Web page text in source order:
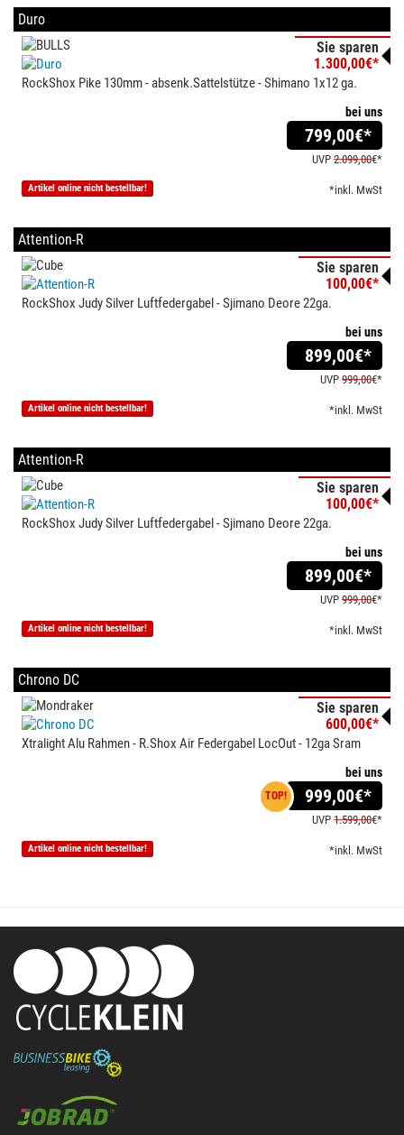
Duro
Sie sparen
1.300,00€*
RockShox Pike 130mm - absenk.Sattelstütze - Shimano 1x12 ga.
bei uns
799,00€*
UVP 2.099,00€*
*inkl. MwSt
Artikel online nicht bestellbar!
Attention-R
Sie sparen
100,00€*
RockShox Judy Silver Luftfedergabel - Sjimano Deore 22ga.
bei uns
899,00€*
UVP 999,00€*
*inkl. MwSt
Artikel online nicht bestellbar!
Attention-R
Sie sparen
100,00€*
RockShox Judy Silver Luftfedergabel - Sjimano Deore 22ga.
bei uns
899,00€*
UVP 999,00€*
*inkl. MwSt
Artikel online nicht bestellbar!
Chrono DC
Sie sparen
600,00€*
Xtralight Alu Rahmen - R.Shox Air Federgabel LocOut - 12ga Sram
bei uns
TOP! 999,00€*
UVP 1.599,00€*
*inkl. MwSt
Artikel online nicht bestellbar!